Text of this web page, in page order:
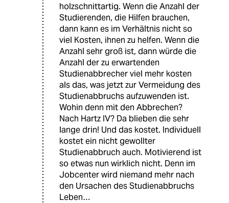
holzschnittartig. Wenn die Anzahl der
Studierenden, die Hilfen brauchen,
dann kann es im Verhältnis nicht so
viel Kosten, ihnen zu helfen. Wenn die
Anzahl sehr groß ist, dann würde die
Anzahl der zu erwartenden
Studienabbrecher viel mehr kosten
als das, was jetzt zur Vermeidung des
Studienabbruchs aufzuwenden ist.
Wohin denn mit den Abbrechen?
Nach Hartz IV? Da blieben die sehr
lange drin! Und das kostet. Individuell
kostet ein nicht gewollter
Studienabbruch auch. Motivierend ist
so etwas nun wirklich nicht. Denn im
Jobcenter wird niemand mehr nach
den Ursachen des Studienabbruchs
Leben…